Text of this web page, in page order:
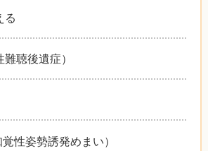
る
聴後遺症）
性姿勢誘発めまい）